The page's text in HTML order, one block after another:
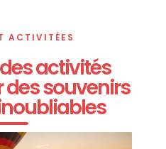
ACTIVITÉES
activités
souvenirs